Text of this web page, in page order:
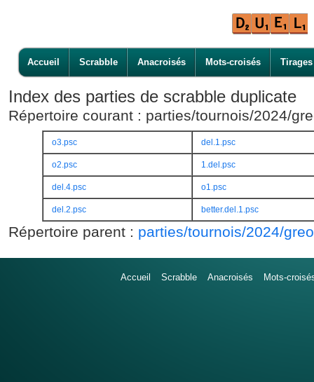
Accueil Scrabble Anacroisés Mots-croisés Tirages
Index des parties de scrabble duplicate
Répertoire courant : parties/tournois/2024/
o3.psc del.1.psc
o2.psc 1.del.psc
del.4.psc o1.psc
del.2.psc better.del.1.psc
Répertoire parent : parties/tournois/2024/
Accueil Scrabble Anacroisés Mots-